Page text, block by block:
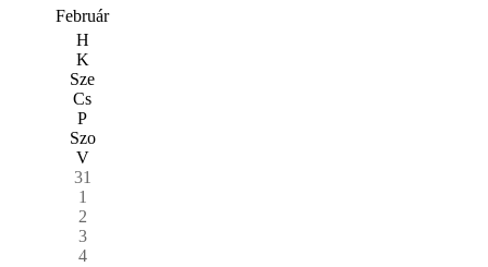
Február
H
K
Sze
Cs
P
Szo
V
31
1
2
3
4